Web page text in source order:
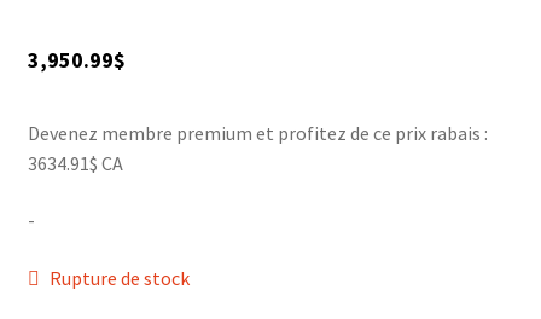
3,950.99$
Devenez membre premium et profitez de ce prix rabais :
3634.91$ CA
-
Rupture de stock